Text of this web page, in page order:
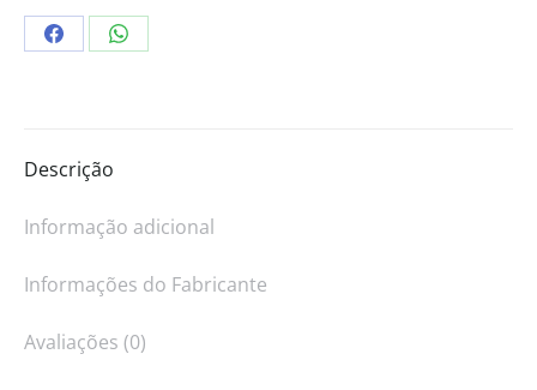
Descrição
Informação adicional
Informações do Fabricante
Avaliações (0)